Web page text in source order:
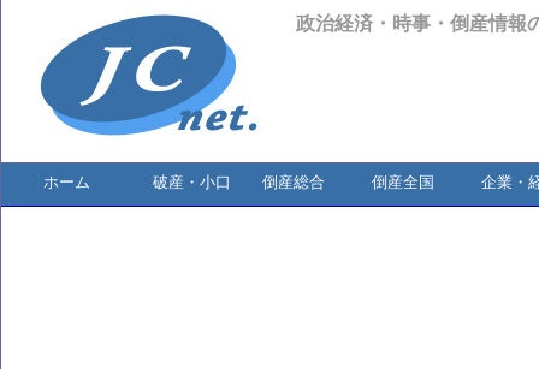
政治経済・時事・倒産情報
ホーム 破産・小口 倒産総合 倒産全国 企業・